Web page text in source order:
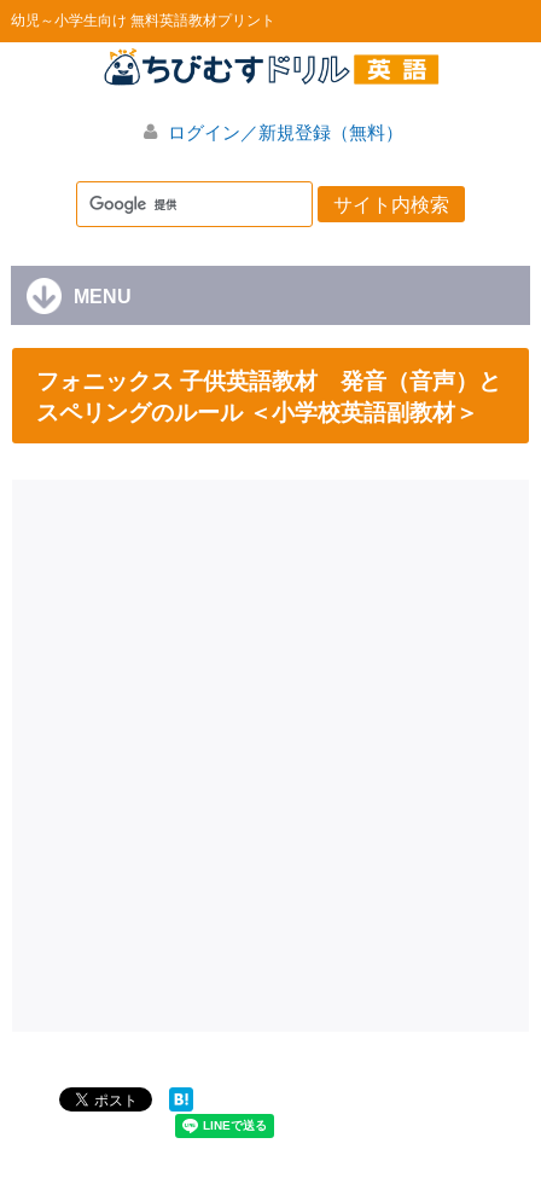
幼児～小学生向け 無料英語教材プリント
ログイン／新規登録（無料）
MENU
フォニックス 子供英語教材 発音（音声）と
スペリングのルール ＜小学校英語副教材＞